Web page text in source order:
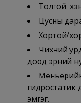
Толгой,
Цусны
Хортой/
Чихний
доод эрүүний
гидростатик
эмгэг.